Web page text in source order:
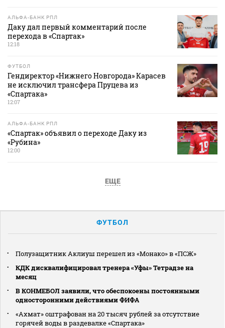
АЛЬФА-БАНК РПЛ
Даку дал первый комментарий после
перехода в «Спартак»
12:18
ФУТБОЛ
Гендиректор «Нижнего Новгорода» Карасев
не исключил трансфера Пруцева из
«Спартака»
12:07
АЛЬФА-БАНК РПЛ
«Спартак» объявил о переходе Даку из
«Рубина»
12:00
ЕЩЕ
ФУТБОЛ
Полузащитник Аклиуш перешел из «Монако» в «ПСЖ»
КДК дисквалифицировал тренера «Уфы» Тетрадзе на
месяц
В КОНМЕБОЛ заявили, что обеспокоены постоянными
односторонними действиями ФИФА
«Ахмат» оштрафован на 20 тысяч рублей за отсутствие
горячей воды в раздевалке «Спартака»